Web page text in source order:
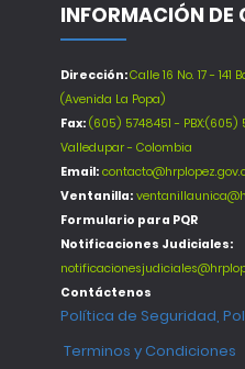
INFORMACIÓN
Dirección:Calle 16 No. 17 -
(Avenida La Popa)
Fax: (605) 5748451 - PBX:(605)
Valledupar - Colombia
Email:
Ventanilla:
Formulario para PQR
Notificaciones Judiciales:
Contáctenos
Política de Seguridad,
Terminos y Condiciones